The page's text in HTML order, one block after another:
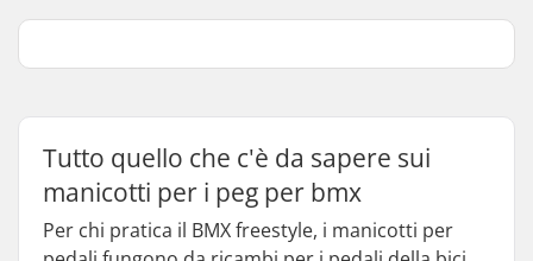
Tutto quello che c'è da sapere sui
manicotti per i peg per bmx
Per chi pratica il BMX freestyle, i manicotti per